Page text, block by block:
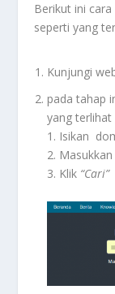
Berikut ini
seperti yang
Kunjungi
pada tahap
yang terlihat
1. Isikan
2.
3. Klik “Cari”